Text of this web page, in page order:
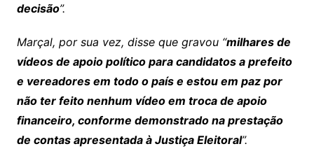
decisão”.
Marçal, por sua vez, disse que gravou “milhares de
vídeos de apoio político para candidatos a prefeito
e vereadores em todo o país e estou em paz por
não ter feito nenhum vídeo em troca de apoio
financeiro, conforme demonstrado na prestação
de contas apresentada à Justiça Eleitoral”.